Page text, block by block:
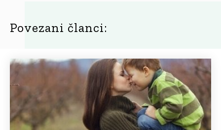
Povezani članci: